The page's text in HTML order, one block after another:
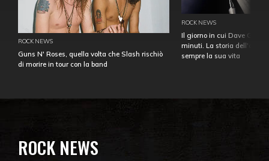
ROCK NEWS
Guns N' Roses, quella volta che Slash rischiò
di morire in tour con la band
ROCK NEWS
Il giorno in cui Dave
minuti. La storia
sempre la sua vita
ROCK NEWS